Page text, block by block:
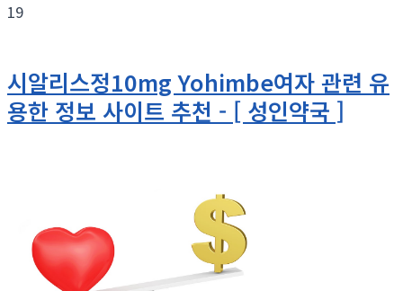
19
시알리스정10mg Yohimbe여자 관련 유
용한 정보 사이트 추천 - [ 성인약국 ]